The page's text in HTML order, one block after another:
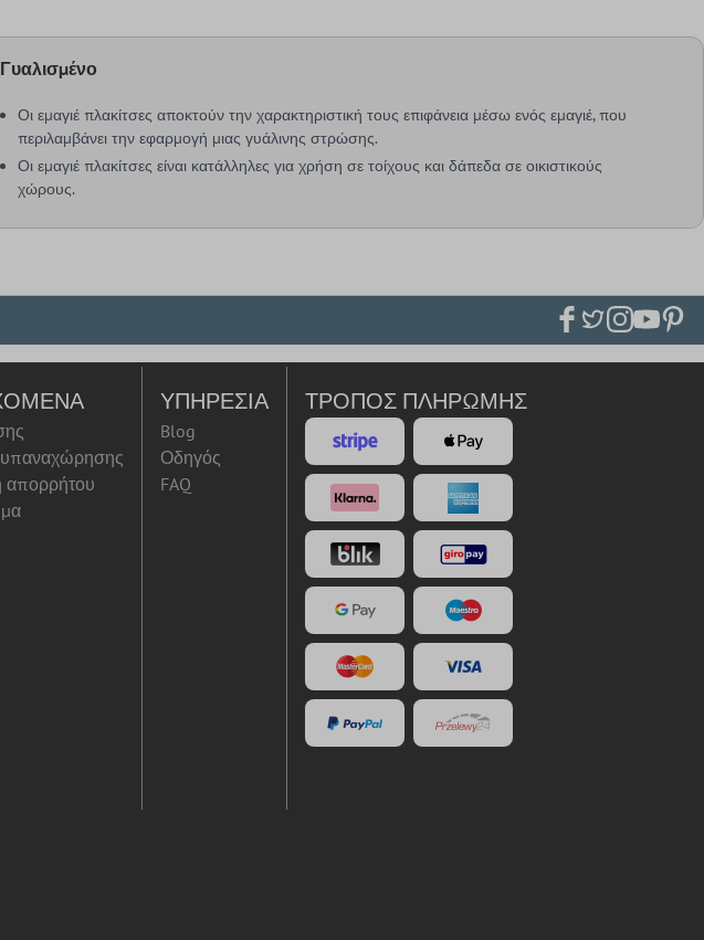
Γυαλισμένο
Οι εμαγιέ πλακίτσες αποκτούν την χαρακτηριστική τους επιφάνεια μέσω ενός εμαγιέ, που
περιλαμβάνει την εφαρμογή μιας γυάλινης στρώσης.
Οι εμαγιέ πλακίτσες είναι κατάλληλες για χρήση σε τοίχους και δάπεδα σε οικιστικούς
χώρους.
υπαναχώρησης
απορρήτου
ΥΠΗΡΕΣΊΑ
Blog
Οδηγός
FAQ
ΤΡΌΠΟΣ ΠΛΗΡΩΜΉΣ